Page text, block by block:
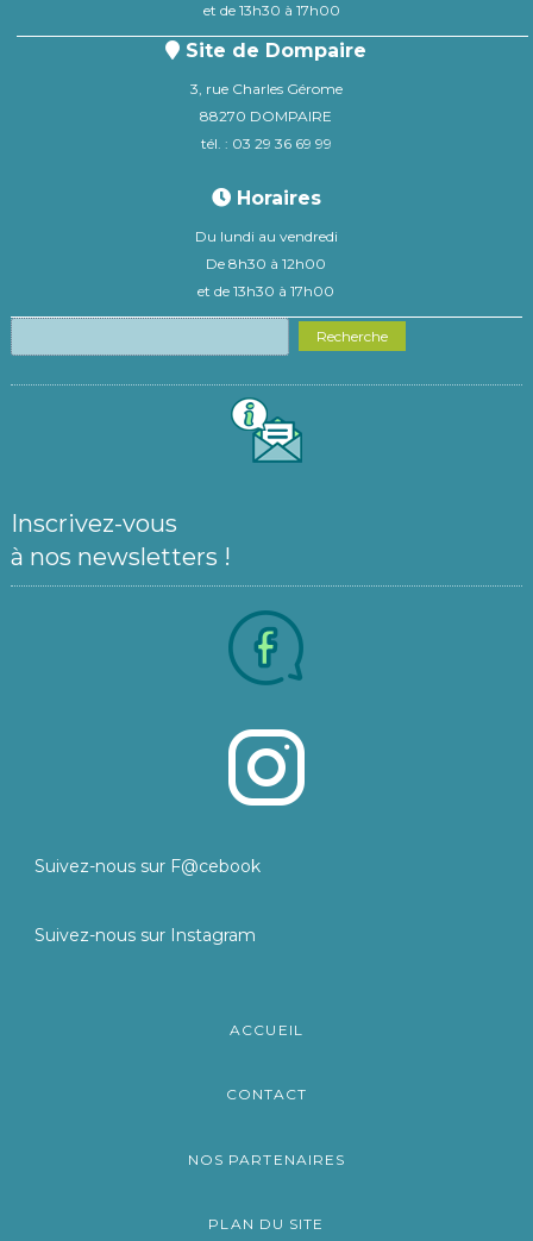
et de 13h30 à 17h00
Site de Dompaire
3, rue Charles Gérome
88270 DOMPAIRE
tél. : 03 29 36 69 99
Horaires
Du lundi au vendredi
De 8h30 à 12h00
et de 13h30 à 17h00
Recherche
Inscrivez-vous
à nos newsletters !
Suivez-nous sur F@cebook
Suivez-nous sur Instagram
ACCUEIL
CONTACT
NOS PARTENAIRES
PLAN DU SITE